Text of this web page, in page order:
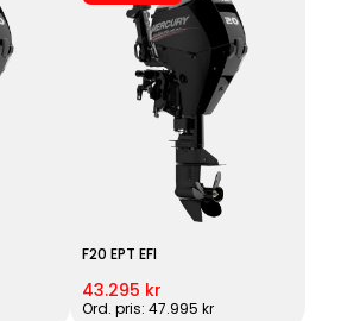
F20 EPT EFI
43.295 kr
Ord. pris: 47.995 kr